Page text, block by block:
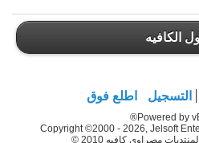
الكافيه
التسجيل اطلع فوق
Powered by
Copyright ©2000 - 2026, Jelsoft
مصراوي كافيه 2010 ©